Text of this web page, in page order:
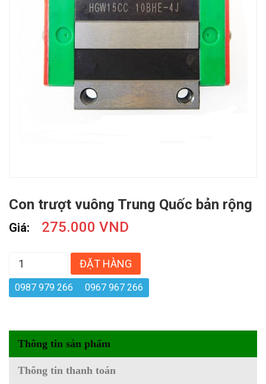
Con trượt vuông Trung Quốc bản rộng
Giá: 275.000 VND
ĐẶT HÀNG
0987 979 266 0967 967 266
Thông tin sản phẩm
Thông tin thanh toán